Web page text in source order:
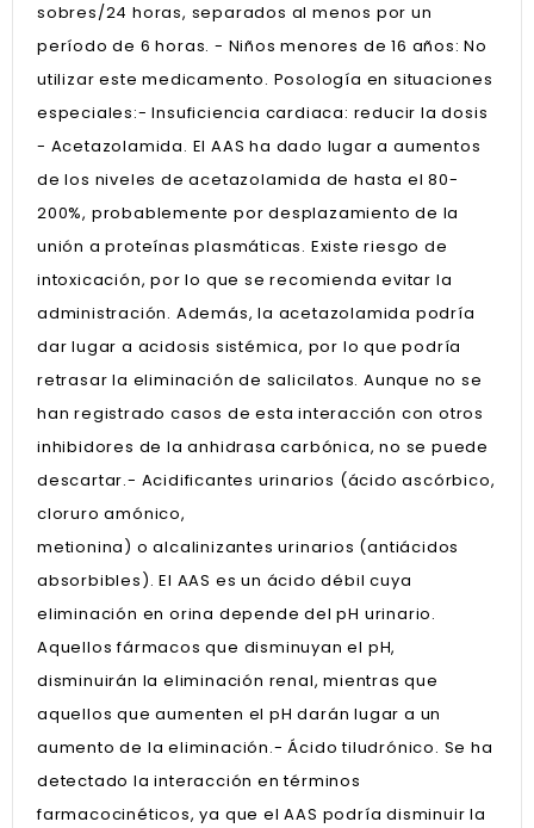
sobres/24 horas, separados al menos por un
período de 6 horas. - Niños menores de 16 años: No
utilizar este medicamento. Posología en situaciones
especiales:- Insuficiencia cardiaca: reducir la dosis
- Acetazolamida. El AAS ha dado lugar a aumentos
de los niveles de acetazolamida de hasta el 80-
200%, probablemente por desplazamiento de la
unión a proteínas plasmáticas. Existe riesgo de
intoxicación, por lo que se recomienda evitar la
administración. Además, la acetazolamida podría
dar lugar a acidosis sistémica, por lo que podría
retrasar la eliminación de salicilatos. Aunque no se
han registrado casos de esta interacción con otros
inhibidores de la anhidrasa carbónica, no se puede
descartar.- Acidificantes urinarios (ácido ascórbico,
cloruro amónico,
metionina) o alcalinizantes urinarios (antiácidos
absorbibles). El AAS es un ácido débil cuya
eliminación en orina depende del pH urinario.
Aquellos fármacos que disminuyan el pH,
disminuirán la eliminación renal, mientras que
aquellos que aumenten el pH darán lugar a un
aumento de la eliminación.- Ácido tiludrónico. Se ha
detectado la interacción en términos
farmacocinéticos, ya que el AAS podría disminuir la